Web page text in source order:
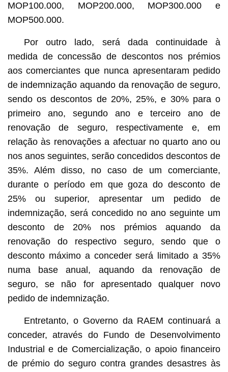
MOP100.000, MOP200.000, MOP300.000 e
MOP500.000.
Por outro lado, será dada continuidade à
medida de concessão de descontos nos prémios
aos comerciantes que nunca apresentaram pedido
de indemnização aquando da renovação de seguro,
sendo os descontos de 20%, 25%, e 30% para o
primeiro ano, segundo ano e terceiro ano de
renovação de seguro, respectivamente e, em
relação às renovações a afectuar no quarto ano ou
nos anos seguintes, serão concedidos descontos de
35%. Além disso, no caso de um comerciante,
durante o período em que goza do desconto de
25% ou superior, apresentar um pedido de
indemnização, será concedido no ano seguinte um
desconto de 20% nos prémios aquando da
renovação do respectivo seguro, sendo que o
desconto máximo a conceder será limitado a 35%
numa base anual, aquando da renovação de
seguro, se não for apresentado qualquer novo
pedido de indemnização.
Entretanto, o Governo da RAEM continuará a
conceder, através do Fundo de Desenvolvimento
Industrial e de Comercialização, o apoio financeiro
de prémio do seguro contra grandes desastres às